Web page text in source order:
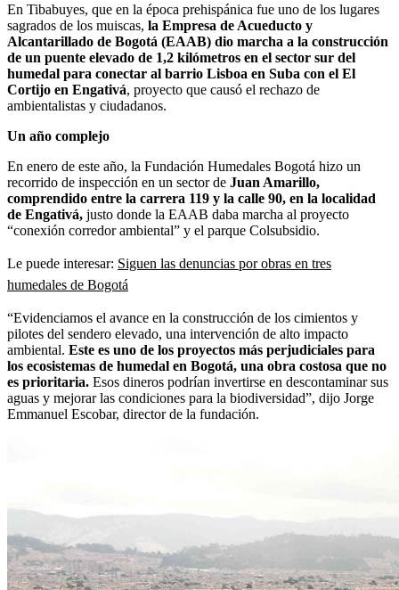
En Tibabuyes, que en la época prehispánica fue uno de los lugares
sagrados de los muiscas, la Empresa de Acueducto y
Alcantarillado de Bogotá (EAAB) dio marcha a la construcción
de un puente elevado de 1,2 kilómetros en el sector sur del
humedal para conectar al barrio Lisboa en Suba con el El
Cortijo en Engativá, proyecto que causó el rechazo de
ambientalistas y ciudadanos.
Un año complejo
En enero de este año, la Fundación Humedales Bogotá hizo un
recorrido de inspección en un sector de Juan Amarillo,
comprendido entre la carrera 119 y la calle 90, en la localidad
de Engativá, justo donde la EAAB daba marcha al proyecto
“conexión corredor ambiental” y el parque Colsubsidio.
Le puede interesar: Siguen las denuncias por obras en tres
humedales de Bogotá
“Evidenciamos el avance en la construcción de los cimientos y
pilotes del sendero elevado, una intervención de alto impacto
ambiental. Este es uno de los proyectos más perjudiciales para
los ecosistemas de humedal en Bogotá, una obra costosa que no
es prioritaria. Esos dineros podrían invertirse en descontaminar sus
aguas y mejorar las condiciones para la biodiversidad”, dijo Jorge
Emmanuel Escobar, director de la fundación.